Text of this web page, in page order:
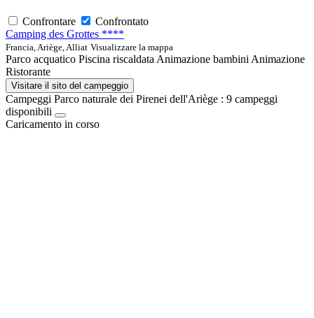
Confrontare
Confrontato
Camping des Grottes ****
Francia, Ariège, Alliat Visualizzare la mappa
Parco acquatico Piscina riscaldataAnimazione bambiniAnimazione
Ristorante
Visitare il sito del campeggio
Campeggi Parco naturale dei Pirenei dell'Ariège : 9 campeggi
disponibili
Caricamento in corso